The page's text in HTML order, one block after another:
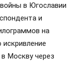
в Югославии
и
на
Москву через